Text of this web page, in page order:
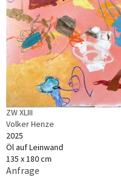
ZW XLIII
Volker Henze
2025
Öl auf Leinwand
135 x 180 cm
Anfrage